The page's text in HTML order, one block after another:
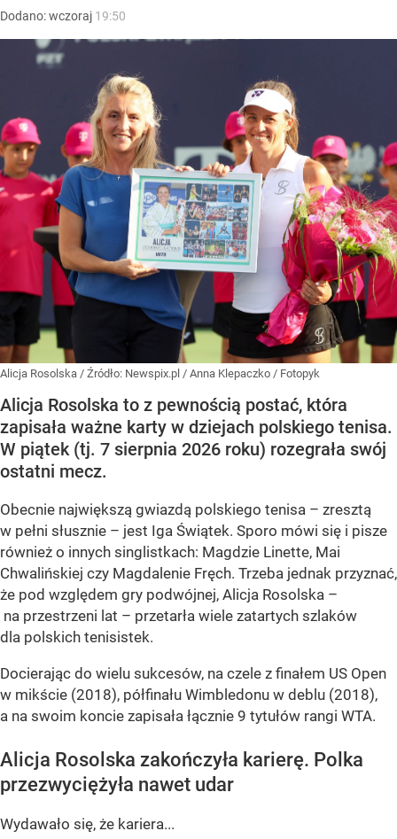
Dodano:wczoraj 19:50
Alicja Rosolska / Źródło: Newspix.pl / Anna Klepaczko / Fotopyk
Alicja Rosolska to z pewnością postać, która
zapisała ważne karty w dziejach polskiego tenisa.
W piątek (tj. 7 sierpnia 2026 roku) rozegrała swój
ostatni mecz.
Obecnie największą gwiazdą polskiego tenisa – zresztą
w pełni słusznie – jest Iga Świątek. Sporo mówi się i pisze
również o innych singlistkach: Magdzie Linette, Mai
Chwalińskiej czy Magdalenie Fręch. Trzeba jednak przyznać,
że pod względem gry podwójnej, Alicja Rosolska –
na przestrzeni lat – przetarła wiele zatartych szlaków
dla polskich tenisistek.
Docierając do wielu sukcesów, na czele z finałem US Open
w mikście (2018), półfinału Wimbledonu w deblu (2018),
a na swoim koncie zapisała łącznie 9 tytułów rangi WTA.
Alicja Rosolska zakończyła karierę. Polka
przezwyciężyła nawet udar
Wydawało się, że kariera...